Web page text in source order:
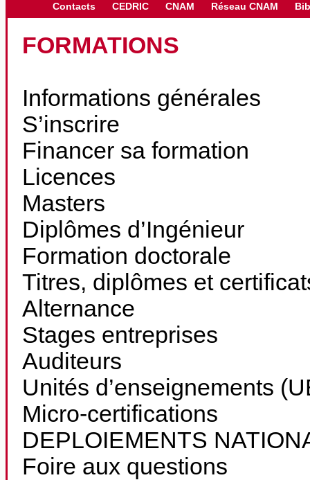
Contacts CEDRIC CNAM Réseau CNAM
FORMATIONS
Informations générales
S’inscrire
Financer sa formation
Licences
Masters
Diplômes d’Ingénieur
Formation doctorale
Titres, diplômes et
Alternance
Stages entreprises
Auditeurs
Unités d’enseignements
Micro-certifications
DEPLOIEMENTS
Foire aux questions